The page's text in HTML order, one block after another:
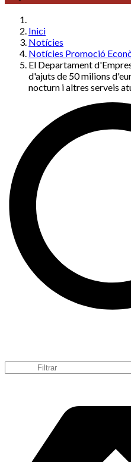
Inici
Notícies
Notícies Promoció
El Departament
d'ajuts de 50 milions
nocturn i altres serveis